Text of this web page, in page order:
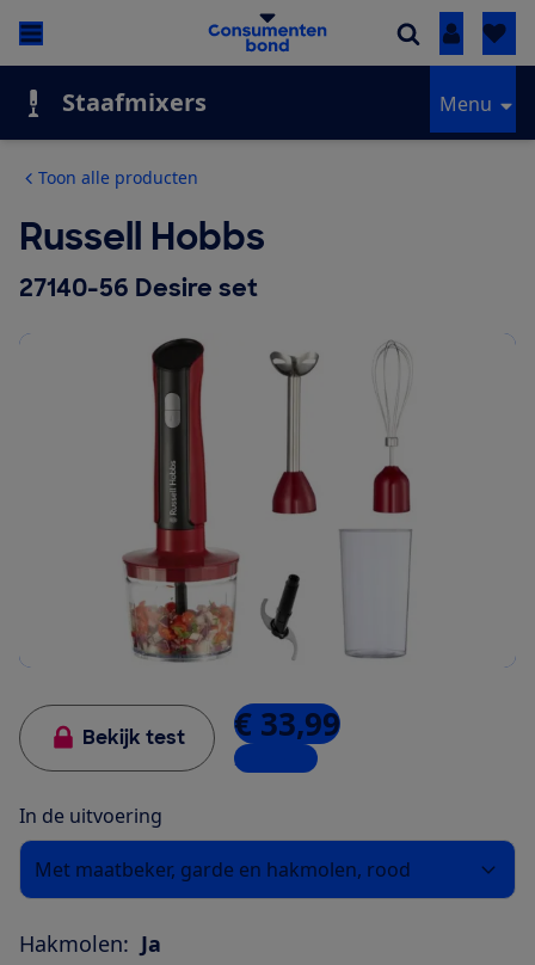
Inloggen
Staafmixers Menu
Toon alle producten
Russell Hobbs
27140-56 Desire set
Bekijk test € 33,99
2 winkels
In de uitvoering
Met maatbeker, garde en hakmolen, rood
Hakmolen: Ja